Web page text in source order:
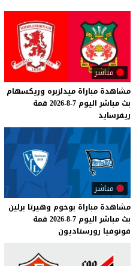
مباشر
مشاهدة مباراة ميدلزبره وريكسهام
بث مباشر اليوم 7-8-2026
قمة
ريفرسايد
مباشر
مشاهدة مباراة بوخوم وهيرتا برلين
بث مباشر اليوم 7-8-2026
قمة
فونوفيا رورستاديون